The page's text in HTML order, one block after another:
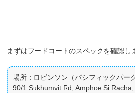
まずはフードコートのスペックを確認し
場所：ロビンソン（パシフィックパー
90/1 Sukhumvit Rd, Amphoe Si